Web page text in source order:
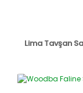
Lima Tavşan